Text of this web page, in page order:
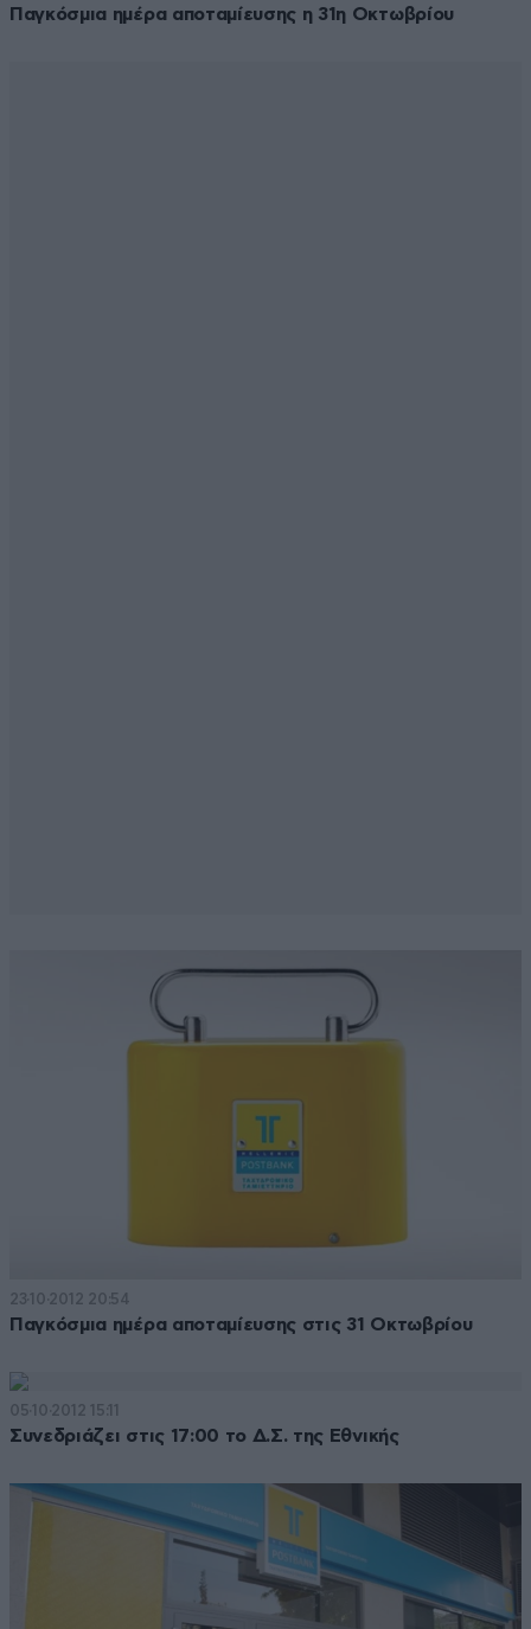
Παγκόσμια ημέρα αποταμίευσης η 31η Οκτωβρίου
23·10·2012 20:54
Παγκόσμια ημέρα αποταμίευσης στις 31 Οκτωβρίου
05·10·2012 15:11
Συνεδριάζει στις 17:00 το Δ.Σ. της Εθνικής